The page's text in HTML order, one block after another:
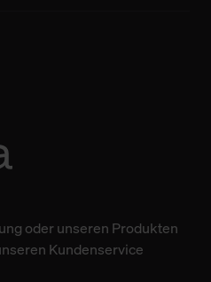
oder unseren Produkten
Kundenservice